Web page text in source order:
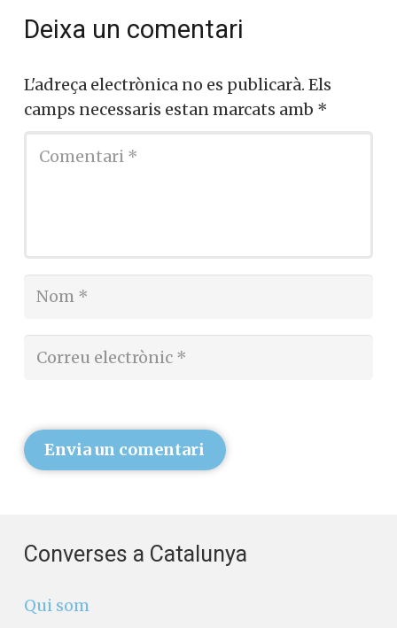
Deixa un comentari
L'adreça electrònica no es publicarà. Els
camps necessaris estan marcats amb *
Envia un comentari
Converses a Catalunya
Qui som